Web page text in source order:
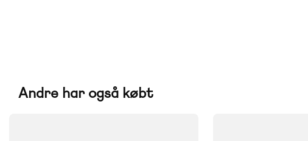
Andre har også købt